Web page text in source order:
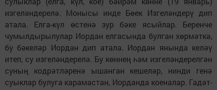
изгеләндерелә. Монысы инде Бөек Изгеләндерү дип
атала. Елга-күл өстенә зур бәке ясыйлар. Беренче
чумылдырылулар Иордан елгасында бул­ган хөрмәткә,
бу бәкеләр Иордан дип атала. Иордан янында келәү
итеп, су изгеләндерелә. Бу көннең һәм изгеләндерелгән
суның кодрәтләренә ышанган кешеләр, нинди генә
суыклар булуга карамастан, Иорданда коеналар. Гадәт­